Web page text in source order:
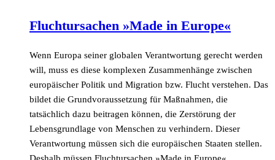
Fluchtursachen »Made in Europe«
Wenn Europa seiner globalen Verantwortung gerecht werden
will, muss es diese komplexen Zusammenhänge zwischen
europäischer Politik und Migration bzw. Flucht verstehen. Das
bildet die Grundvoraussetzung für Maßnahmen, die
tatsächlich dazu beitragen können, die Zerstörung der
Lebensgrundlage von Menschen zu verhindern. Dieser
Verantwortung müssen sich die europäischen Staaten stellen.